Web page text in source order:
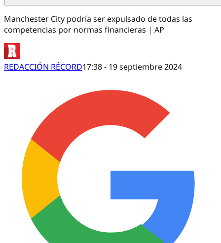
Manchester City podría ser expulsado de todas las
competencias por normas financieras | AP
REDACCIÓN RÉCORD17:38 - 19 septiembre 2024